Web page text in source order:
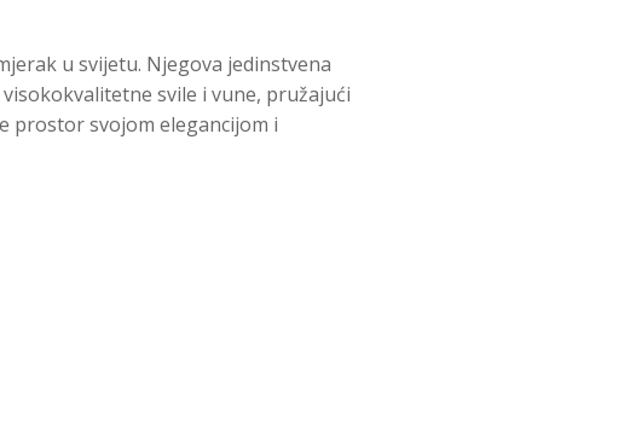
u svijetu. Njegova jedinstvena
svile i vune, pružajući
prostor svojom elegancijom i